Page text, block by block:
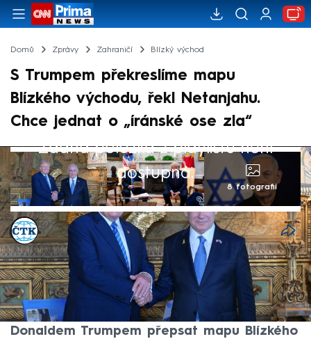
Domů Zprávy Zahraničí Blízký východ
S Trumpem překreslíme mapu
Blízkého východu, řekl Netanjahu.
Chce jednat o „íránské ose zla“
Žádná položka z playlistu není
dostupná.
8 fotografií
ČTK
2. úno 2025, 09:27
Izraelský premiér Benjamin Netanjahu v
neděli před odletem do Washingtonu řekl,
že chce s americkým prezidentem
Donaldem Trumpem přepsat mapu Blízkého